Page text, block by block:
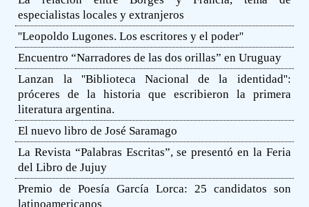
especialistas locales y extranjeros
''Leopoldo Lugones. Los escritores y el poder''
Encuentro “Narradores de las dos orillas” en Uruguay
Lanzan la ''Biblioteca Nacional de la identidad'':
próceres de la historia que escribieron la primera
literatura argentina.
El nuevo libro de José Saramago
La Revista “Palabras Escritas”, se presentó en la Feria
del Libro de Jujuy
Premio de Poesía García Lorca: 25 candidatos son
latinoamericanos